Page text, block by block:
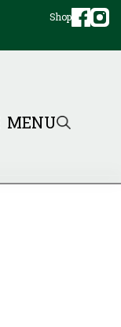
Shop
MENU